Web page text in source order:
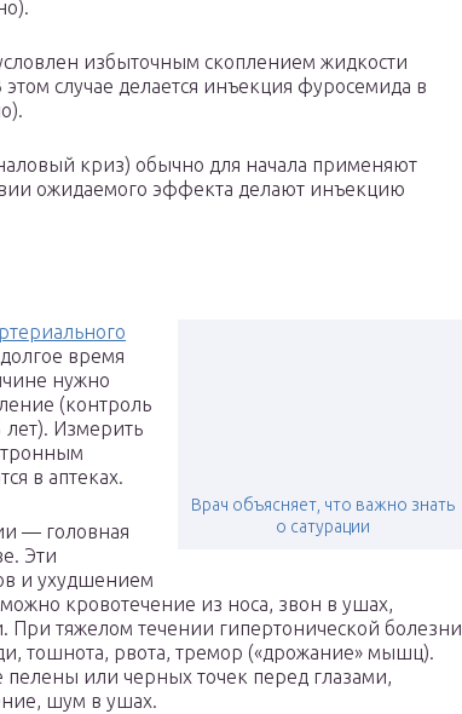
избыточным скоплением жидкости
случае делается инъекция фуросемида в
криз) обычно для начала применяют
ожидаемого эффекта делают инъекцию
Врач объясняет, что важно знать
о сатурации
время
нужно
(контроль
лет). Измерить
в аптеках.
— головная
Эти
и ухудшением
кровотечение из носа, звон в ушах,
тяжелом течении гипертонической болезни
тошнота, рвота, тремор («дрожание» мышц).
или черных точек перед глазами,
шум в ушах.